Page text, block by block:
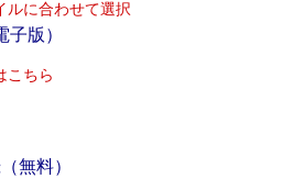
ルに合わせて選択
版）
こちら
無料）